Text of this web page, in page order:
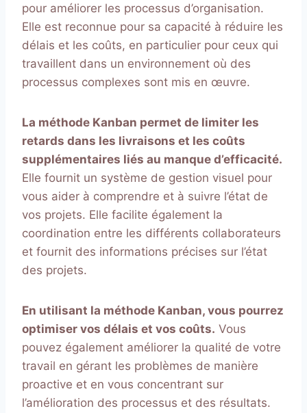
pour améliorer les processus d’organisation.
Elle est reconnue pour sa capacité à réduire les
délais et les coûts, en particulier pour ceux qui
travaillent dans un environnement où des
processus complexes sont mis en œuvre.
La méthode Kanban permet de limiter les
retards dans les livraisons et les coûts
supplémentaires liés au manque d’efficacité.
Elle fournit un système de gestion visuel pour
vous aider à comprendre et à suivre l’état de
vos projets. Elle facilite également la
coordination entre les différents collaborateurs
et fournit des informations précises sur l’état
des projets.
En utilisant la méthode Kanban, vous pourrez
optimiser vos délais et vos coûts. Vous
pouvez également améliorer la qualité de votre
travail en gérant les problèmes de manière
proactive et en vous concentrant sur
l’amélioration des processus et des résultats.